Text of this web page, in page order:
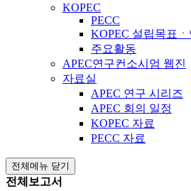
KOPEC
PECC
KOPEC 설립목표ㆍ
주요활동
APEC연구컨소시엄 웹진
자료실
APEC 연구 시리즈
APEC 회의 일정
KOPEC 자료
PECC 자료
전체메뉴 닫기
전체보고서